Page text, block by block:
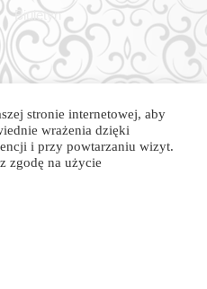
Biuletyn
stronie internetowej, aby
wrażenia dzięki
i przy powtarzaniu wizyt.
zgodę na użycie